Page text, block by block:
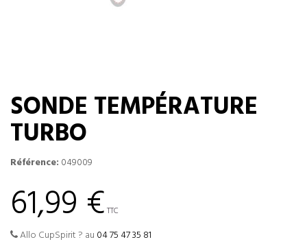
SONDE TEMPÉRATURE
TURBO
Référence: 049009
61,99 € TTC
Allo CupSpirit ? au 04 75 47 35 81